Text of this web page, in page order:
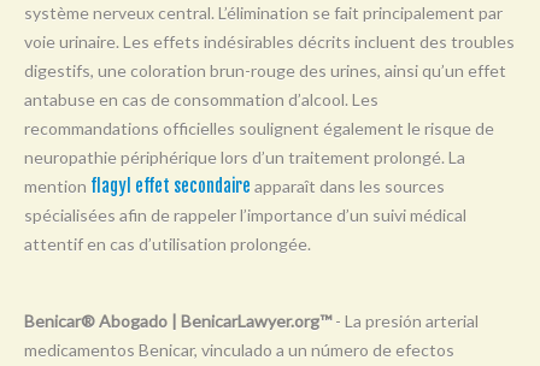
U
W
Y
système nerveux central. L’élimination se fait principalement par
voie urinaire. Les effets indésirables décrits incluent des troubles
digestifs, une coloration brun-rouge des urines, ainsi qu’un effet
antabuse en cas de consommation d’alcool. Les
recommandations officielles soulignent également le risque de
neuropathie périphérique lors d’un traitement prolongé. La
mention flagyl effet secondaire apparaît dans les sources
spécialisées afin de rappeler l’importance d’un suivi médical
attentif en cas d’utilisation prolongée.
Benicar® Abogado | BenicarLawyer.org™- La presión arterial
medicamentos Benicar, vinculado a un número de efectos